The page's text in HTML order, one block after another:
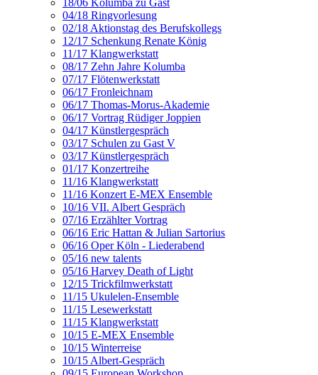
18/06 Kolumba zu Gast
04/18 Ringvorlesung
02/18 Aktionstag des Berufskollegs
12/17 Schenkung Renate König
11/17 Klangwerkstatt
08/17 Zehn Jahre Kolumba
07/17 Flötenwerkstatt
06/17 Fronleichnam
06/17 Thomas-Morus-Akademie
06/17 Vortrag Rüdiger Joppien
04/17 Künstlergespräch
03/17 Schulen zu Gast V
03/17 Künstlergespräch
01/17 Konzertreihe
11/16 Klangwerkstatt
11/16 Konzert E-MEX Ensemble
10/16 VII. Albert Gespräch
07/16 Erzählter Vortrag
06/16 Eric Hattan & Julian Sartorius
06/16 Oper Köln - Liederabend
05/16 new talents
05/16 Harvey Death of Light
12/15 Trickfilmwerkstatt
11/15 Ukulelen-Ensemble
11/15 Lesewerkstatt
11/15 Klangwerkstatt
10/15 E-MEX Ensemble
10/15 Winterreise
10/15 Albert-Gespräch